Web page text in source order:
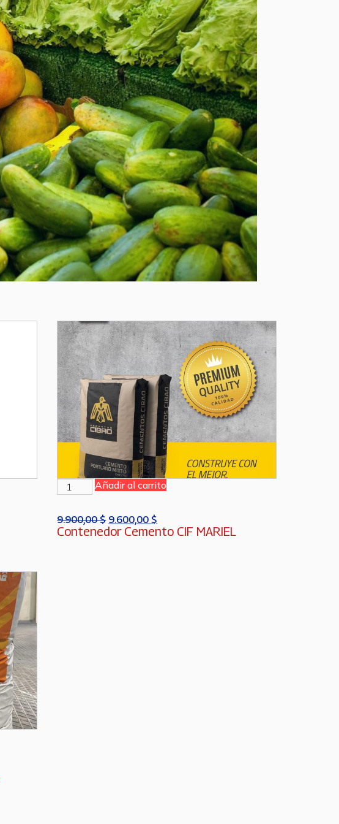
Añadir al carrito
9.900,00$ 9.600,00$
Contenedor Cemento CIF MARIEL